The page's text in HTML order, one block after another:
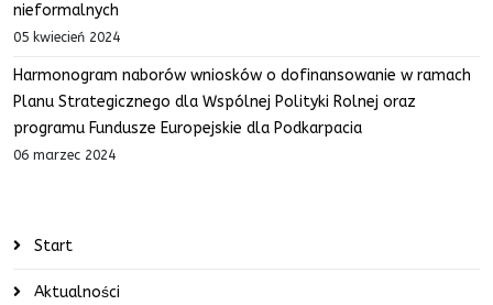
nieformalnych
05 kwiecień 2024
Harmonogram naborów wniosków o dofinansowanie w ramach
Planu Strategicznego dla Wspólnej Polityki Rolnej oraz
programu Fundusze Europejskie dla Podkarpacia
06 marzec 2024
Start
Aktualności